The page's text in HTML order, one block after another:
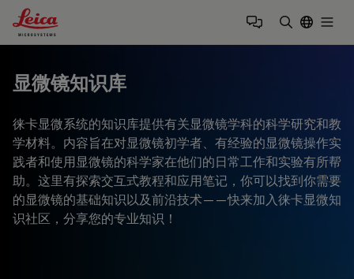
Leica Microsystems Logo
显微镜知识库
徕卡显微系统的知识库提供有关显微镜学科的科学研究和教
学材料。内容旨在对显微镜初学者、有经验的显微镜操作实
践者和使用显微镜的科学家在他们的日常工作和实验有所帮
助。这里有探索交互式教程和应用笔记，你可以找到你需要
的显微镜的基础知识以及前沿技术——快来加入徕卡显微知
识社区，分享您的专业知识！